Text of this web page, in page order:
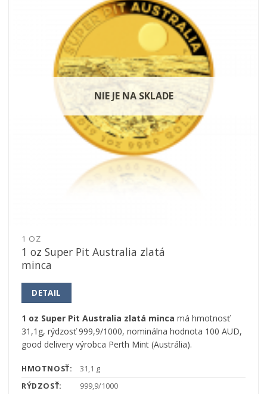
NIE JE NA SKLADE
1 OZ
1 oz Super Pit Australia zlatá
minca
DETAIL
1 oz Super Pit Australia zlatá minca má hmotnosť
31,1g, rýdzosť 999,9/1000, nominálna hodnota 100 AUD,
good delivery výrobca Perth Mint (Austrália).
HMOTNOSŤ:
31,1 g
RÝDZOSŤ:
999,9/1000